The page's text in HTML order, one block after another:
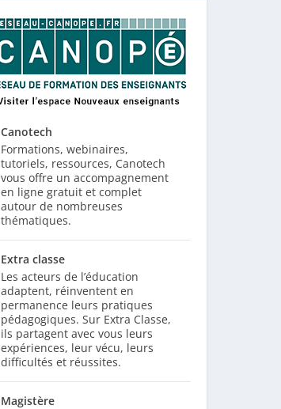
Canotech
Formations, webinaires,
tutoriels, ressources, Canotech
vous offre un accompagnement
en ligne gratuit et complet
autour de nombreuses
thématiques.
Extra classe
Les acteurs de l’éducation
adaptent, réinventent en
permanence leurs pratiques
pédagogiques. Sur Extra Classe,
ils partagent avec vous leurs
expériences, leur vécu, leurs
difficultés et réussites.
Magistère